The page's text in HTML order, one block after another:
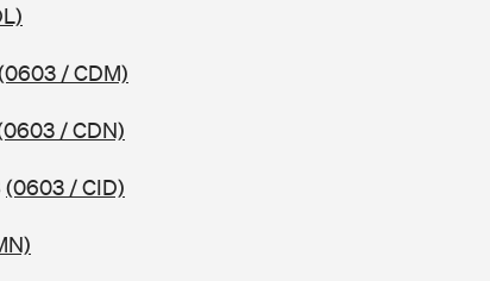
/ CDM)
/ CDN)
(0603 / CID)